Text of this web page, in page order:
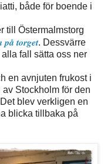
både för boende i
till Östermalmstorg
på torget. Dessvärre
fall sätta oss ner
en avnjuten frukost i
av Stockholm för den
blev verkligen en
blicka tillbaka på